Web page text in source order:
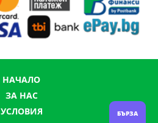
НАЧАЛО
ЗА НАС
УСЛОВИЯ
БЪРЗА